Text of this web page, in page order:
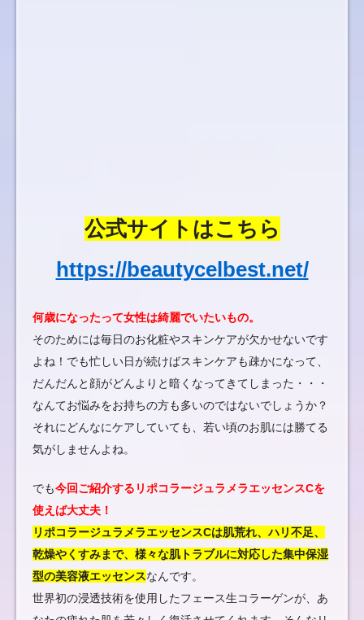
公式サイトはこちら
https://beautycelbest.net/
何歳になったって女性は綺麗でいたいもの。
そのためには毎日のお化粧やスキンケアが欠かせないです
よね！でも忙しい日が続けばスキンケアも疎かになって、
だんだんと顔がどんよりと暗くなってきてしまった・・・
なんてお悩みをお持ちの方も多いのではないでしょうか？
それにどんなにケアしていても、若い頃のお肌には勝てる
気がしませんよね。
でも今回ご紹介するリポコラージュラメラエッセンスCを
使えば大丈夫！
リポコラージュラメラエッセンスCは肌荒れ、ハリ不足、
乾燥やくすみまで、様々な肌トラブルに対応した集中保湿
型の美容液エッセンスなんです。
世界初の浸透技術を使用したフェース生コラーゲンが、あ